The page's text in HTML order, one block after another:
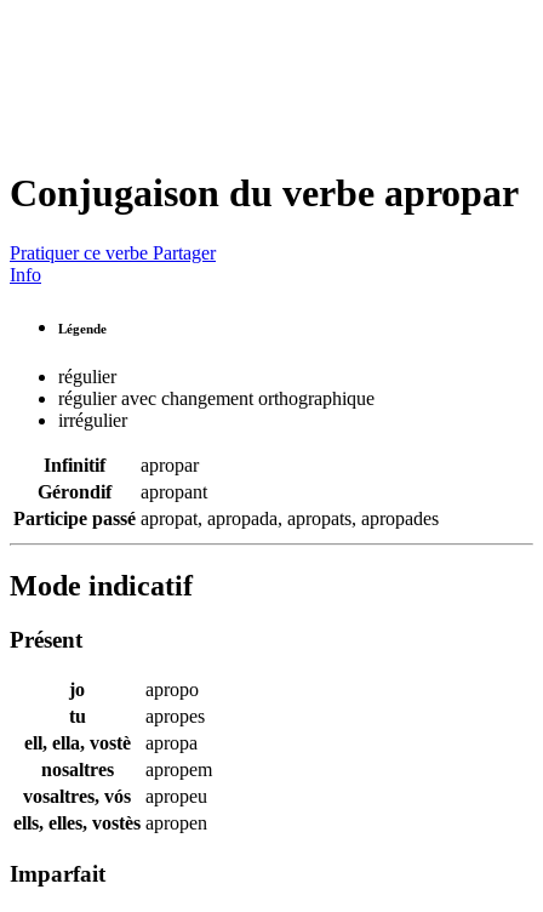
Conjugaison du verbe apropar
Pratiquer ce verbe Partager
Info
Légende
régulier
régulier avec changement orthographique
irrégulier
Infinitif
apropar
Gérondif
apropant
Participe passé apropat, apropada, apropats, apropades
Mode indicatif
Présent
jo
apropo
tu
apropes
ell, ella, vostè
apropa
nosaltres
apropem
vosaltres, vós
apropeu
ells, elles, vostès apropen
Imparfait